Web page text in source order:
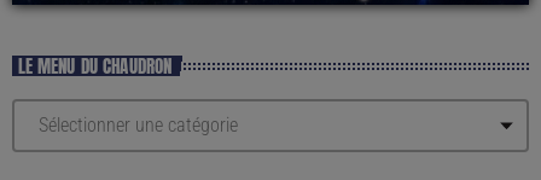
LE MENU DU CHAUDRON